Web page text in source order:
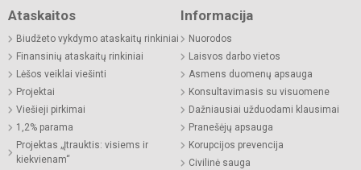
Ataskaitos
Biudžeto vykdymo ataskaitų rinkiniai
Finansinių ataskaitų rinkiniai
Lėšos veiklai viešinti
Projektai
Viešieji pirkimai
1,2% parama
Projektas „Įtrauktis: visiems ir
kiekvienam“
Informacija
Nuorodos
Laisvos darbo vietos
Asmens duomenų apsauga
Konsultavimasis su visuomene
Dažniausiai užduodami klausimai
Pranešėjų apsauga
Korupcijos prevencija
Civilinė sauga